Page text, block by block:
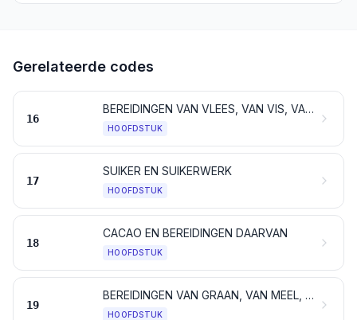
Gerelateerde codes
16
BEREIDINGEN VAN VLEES, VAN VIS, VAN SCHAALDIEREN, VAN WEEKDIEREN, VAN ANDERE ONGEWERVELDE WATERDIEREN OF VAN INSECTEN
HOOFDSTUK
17
SUIKER EN SUIKERWERK
HOOFDSTUK
18
CACAO EN BEREIDINGEN DAARVAN
HOOFDSTUK
19
BEREIDINGEN VAN GRAAN, VAN MEEL, VAN ZETMEEL OF VAN MELK; GEBAK
HOOFDSTUK